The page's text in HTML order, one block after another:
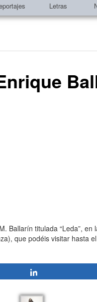
Letras
Ballarín titulada “Leda”, en
que podéis visitar hasta